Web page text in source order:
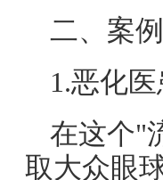
二、案
1.恶化
在这个"
取大众眼